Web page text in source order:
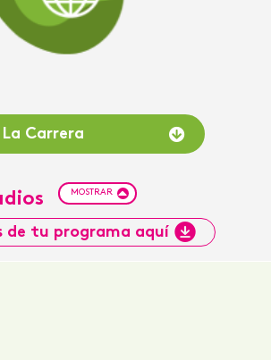
MOSTRAR
de tu programa aquí